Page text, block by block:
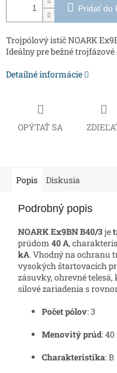
Pridať do
Trojpólový istič NOARK
Ideálny pre bežné
Detailné informácie
OPÝTAŤ SA
Popis Diskusia
Podrobný popis
NOARK Ex9BN B40/3je
prúdom 40 A,
kA. Vhodný na ochranu
vysokých štartovacích
zásuvky, ohrevné
silové zariadenia s
Počet pólov: 3
Menovitý prúd: 40
Charakteristika: B